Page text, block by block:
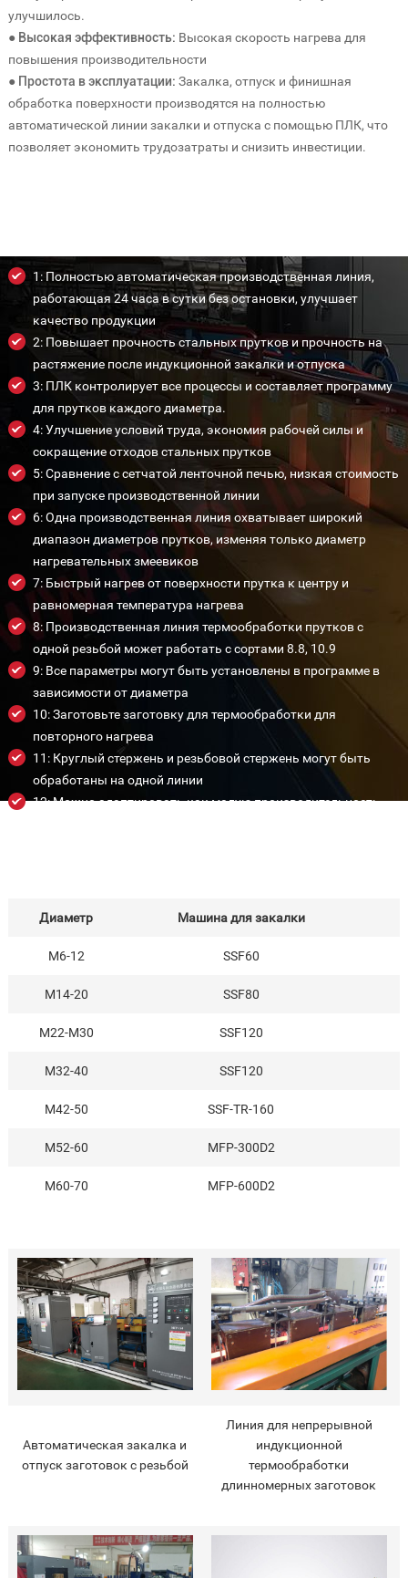
улучшилось.
● Высокая эффективность: Высокая скорость нагрева для
повышения производительности
● Простота в эксплуатации: Закалка, отпуск и финишная
обработка поверхности производятся на полностью
автоматической линии закалки и отпуска с помощью ПЛК, что
позволяет экономить трудозатраты и снизить инвестиции.
1: Полностью автоматическая производственная линия,
работающая 24 часа в сутки без остановки, улучшает
качество продукции
2: Повышает прочность стальных прутков и прочность на
растяжение после индукционной закалки и отпуска
3: ПЛК контролирует все процессы и составляет программу
для прутков каждого диаметра.
4: Улучшение условий труда, экономия рабочей силы и
сокращение отходов стальных прутков
5: Сравнение с сетчатой ленточной печью, низкая стоимость
при запуске производственной линии
6: Одна производственная линия охватывает широкий
диапазон диаметров прутков, изменяя только диаметр
нагревательных змеевиков
7: Быстрый нагрев от поверхности прутка к центру и
равномерная температура нагрева
8: Производственная линия термообработки прутков с
одной резьбой может работать с сортами 8.8, 10.9
9: Все параметры могут быть установлены в программе в
зависимости от диаметра
10: Заготовьте заготовку для термообработки для
повторного нагрева
11: Круглый стержень и резьбовой стержень могут быть
обработаны на одной линии
12: Можно адаптировать как малую производительность,
Диаметр Машина для закалки
M6-12 SSF60
M14-20 SSF80
M22-M30 SSF120
M32-40 SSF120
M42-50 SSF-TR-160
M52-60 MFP-300D2
M60-70 MFP-600D2
Автоматическая закалка и
отпуск заготовок с резьбой
Линия для непрерывной
индукционной
термообработки
длинномерных заготовок